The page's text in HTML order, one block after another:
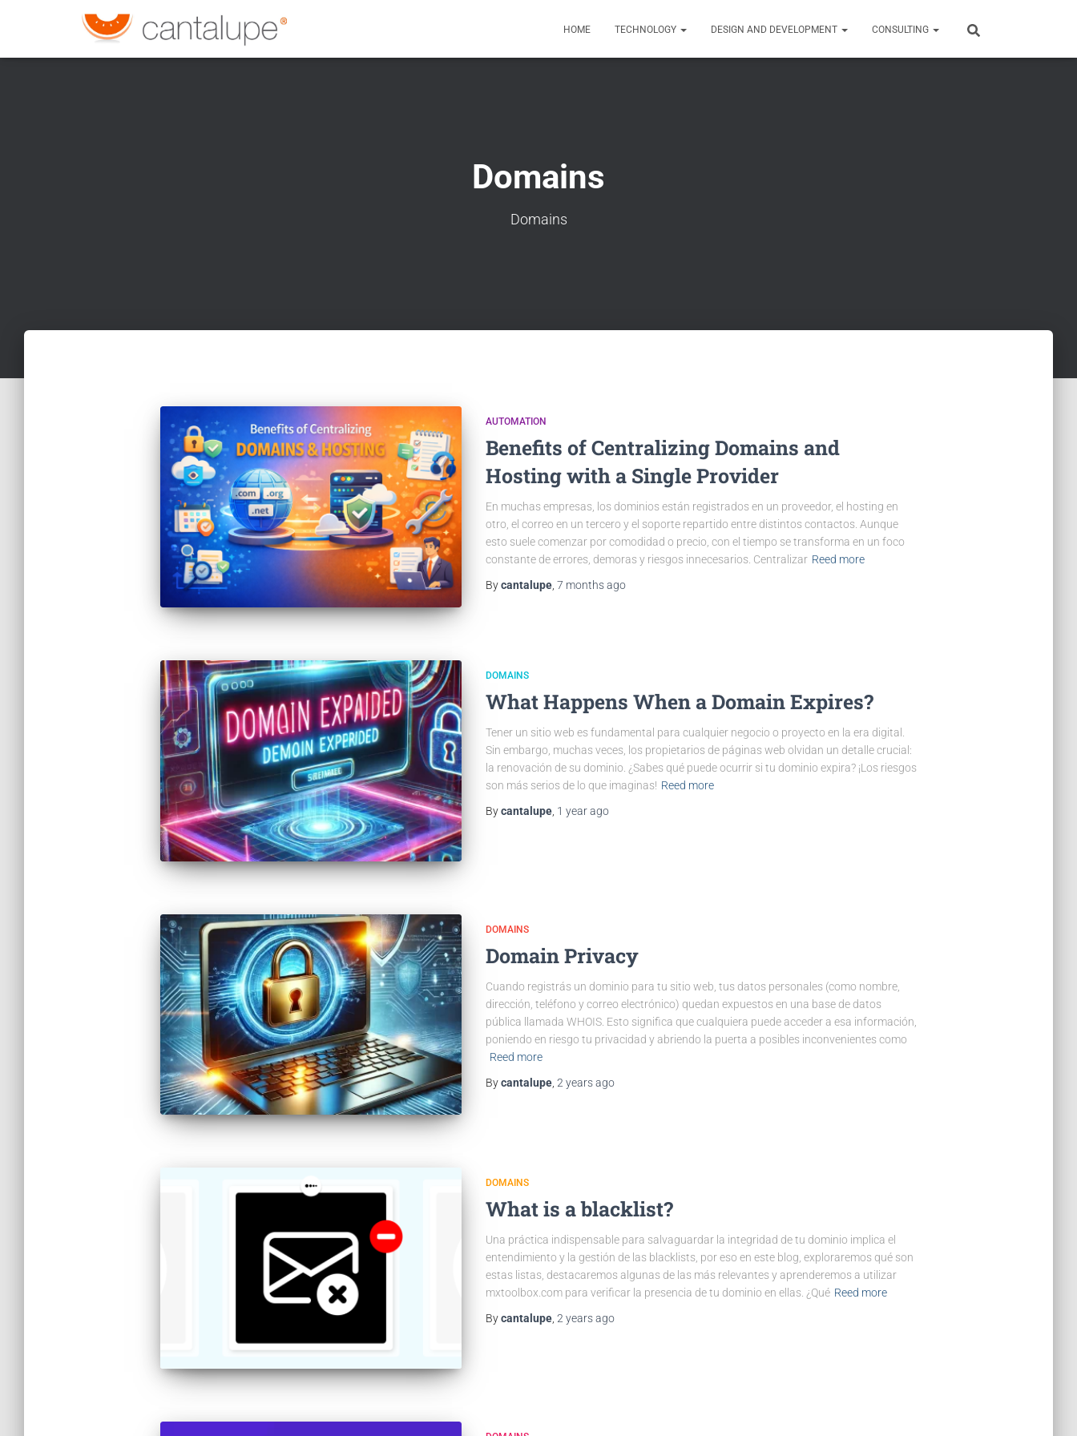
HOME TECHNOLOGY DESIGN AND DEVELOPMENT CONSULTING
Domains
Domains
AUTOMATION
Benefits of Centralizing Domains and
Hosting with a Single Provider
En muchas empresas, los dominios están registrados en un proveedor, el hosting en
otro, el correo en un tercero y el soporte repartido entre distintos contactos. Aunque
esto suele comenzar por comodidad o precio, con el tiempo se transforma en un foco
constante de errores, demoras y riesgos innecesarios. Centralizar Reed more
Bycantalupe, 7 monthsago
DOMAINS
What Happens When a Domain Expires?
Tener un sitio web es fundamental para cualquier negocio o proyecto en la era digital.
Sin embargo, muchas veces, los propietarios de páginas web olvidan un detalle crucial:
la renovación de su dominio. ¿Sabes qué puede ocurrir si tu dominio expira? ¡Los riesgos
son más serios de lo que imaginas! Reed more
Bycantalupe, 1 yearago
DOMAINS
Domain Privacy
Cuando registrás un dominio para tu sitio web, tus datos personales (como nombre,
dirección, teléfono y correo electrónico) quedan expuestos en una base de datos
pública llamada WHOIS. Esto significa que cualquiera puede acceder a esa información,
poniendo en riesgo tu privacidad y abriendo la puerta a posibles inconvenientes como
Reed more
Bycantalupe, 2 yearsago
DOMAINS
What is a blacklist?
Una práctica indispensable para salvaguardar la integridad de tu dominio implica el
entendimiento y la gestión de las blacklists, por eso en este blog, exploraremos qué son
estas listas, destacaremos algunas de las más relevantes y aprenderemos a utilizar
mxtoolbox.com para verificar la presencia de tu dominio en ellas. ¿Qué Reed more
Bycantalupe, 2 yearsago